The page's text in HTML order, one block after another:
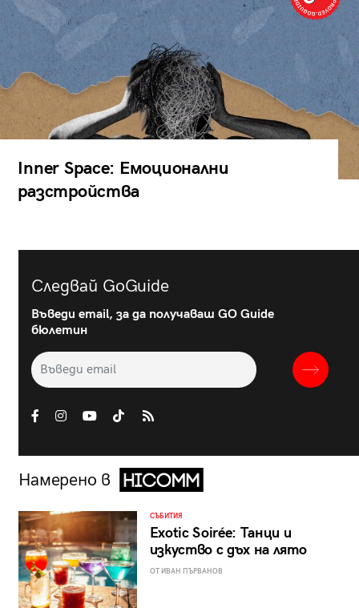
Inner Space: Емоционални
разстройства
Следвай GoGuide
Въведи email, за да получаваш GO Guide
бюлетин
Намерено в
СЪБИТИЯ
Exotic Soirée: Танци и
изкуство с дъх на лято
ОТ ИВАН ПЪРВАНОВ